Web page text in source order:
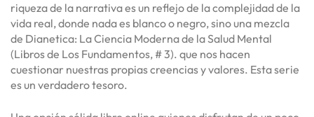
riqueza de la narrativa es un reflejo de la complejidad de la
vida real, donde nada es blanco o negro, sino una mezcla
de Dianetica: La Ciencia Moderna de la Salud Mental
(Libros de Los Fundamentos, # 3). que nos hacen
cuestionar nuestras propias creencias y valores. Esta serie
es un verdadero tesoro.